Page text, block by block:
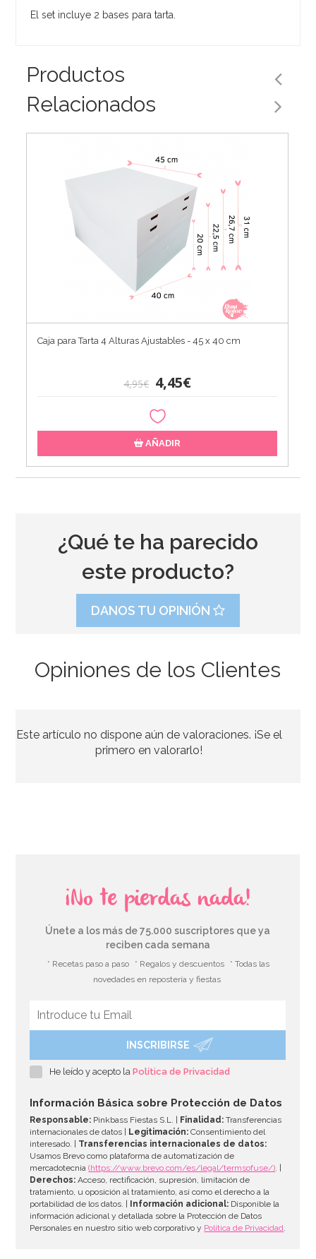
El set incluye 2 bases para tarta.
Productos
Relacionados
Caja para Tarta 4 Alturas Ajustables - 45 x 40 cm
4,95€ 4,45€
AÑADIR
37,95€ 33,39€
¿Qué te ha parecido
este producto?
DANOS TU OPINIÓN
Opiniones de los Clientes
Este artículo no dispone aún de valoraciones. ¡Se el
primero en valorarlo!
¡No te pierdas nada!
Únete a los más de 75.000 suscriptores que ya
reciben cada semana
* Recetas paso a paso * Regalos y descuentos
* Todas las
novedades en repostería y fiestas
INSCRIBIRSE
He leído y acepto laPolítica de Privacidad
Información Básica sobre Protección de Datos
Responsable: Pinkbass Fiestas S.L. | Finalidad: Transferencias
internacionales de datos |
Legitimación: Consentimiento del
interesado. | Transferencias internacionales de datos:
Usamos Brevo como plataforma de automatización de
mercadotecnia(https://www.brevo.com/es/legal/termsofuse/). |
Derechos: Acceso, rectificación, supresión, limitación de
tratamiento, u oposición al tratamiento, así como el derecho a la
portabilidad de los datos. |
Información adicional: Disponible la
información adicional y detallada sobre la Protección de Datos
Personales en nuestro sitio web corporativo y Política de Privacidad.